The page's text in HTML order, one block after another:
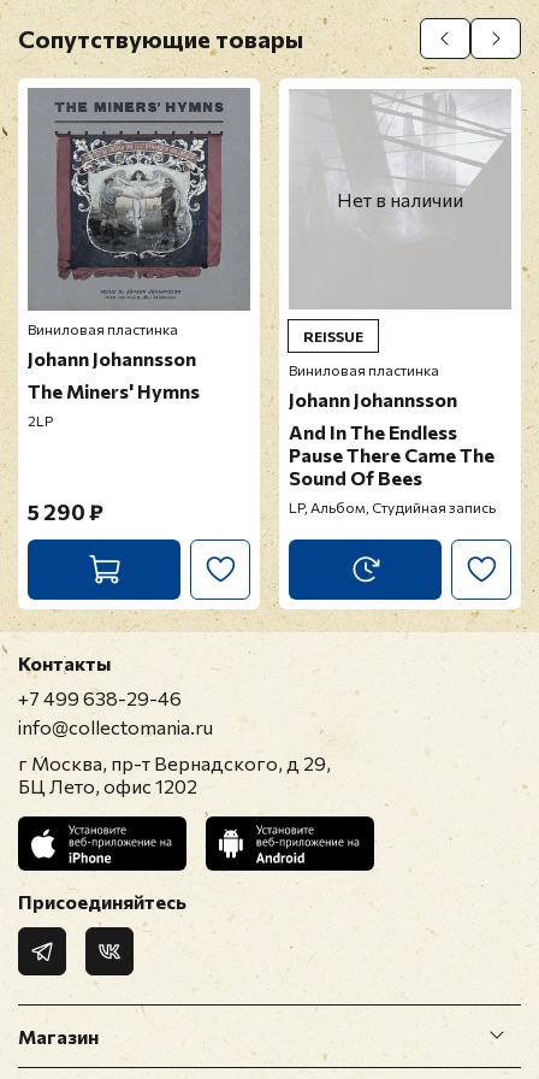
D6. Odi Et Amo (Theatre Of Voices Version)
Оставить отзыв
Перед публикацией отзывы проходят
модерацию
Сопутствующие товары
Виниловая пластинка
Johann Johannsson
The Miners' Hymns
2LP
5 290 ₽
Нет в наличии
REISSUE
Виниловая пластинка
Johann Johannsson
And In The Endless
Pause There Came The
Sound Of Bees
LP, Альбом, Студийная запись
Магазин
Контакты
+7 499 638-29-46
info@collectomania.ru
г Москва, пр-т Вернадского, д 29,
БЦ Лето, офис 1202
Присоединяйтесь